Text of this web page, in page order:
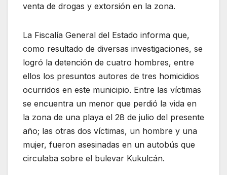
venta de drogas y extorsión en la zona.
La Fiscalía General del Estado informa que,
como resultado de diversas investigaciones, se
logró la detención de cuatro hombres, entre
ellos los presuntos autores de tres homicidios
ocurridos en este municipio. Entre las víctimas
se encuentra un menor que perdió la vida en
la zona de una playa el 28 de julio del presente
año; las otras dos víctimas, un hombre y una
mujer, fueron asesinadas en un autobús que
circulaba sobre el bulevar Kukulcán.